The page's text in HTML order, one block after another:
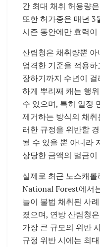
간 최대 채취 허용량
또한 허가증은 매년 3
시즌 동안에만 효력이
산림청은 채취량뿐
엄격한 기준을 적용
장하기까지 수년이
하게 뿌리째 캐는 행
수 있으며, 특히 일정
제거하는 방식의 채
러한 규정을 위반할
될 수 있을 뿐 아니라
상당한 금액의 벌금
실제로 최근 노스캐
National Forest에서
늘이 불법 채취된 사
졌으며, 연방 산림청
가장 큰 규모의 위반
규정 위반 시에는 최